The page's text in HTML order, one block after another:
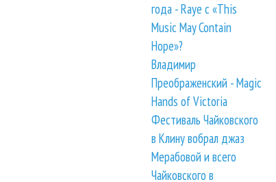
года - Raye с «This
Music May Contain
Hope»?
Владимир
Преображенский - Magic
Hands of Victoria
Фестиваль Чайковского
в Клину вобрал джаз
Мерабовой и всего
Чайковского в